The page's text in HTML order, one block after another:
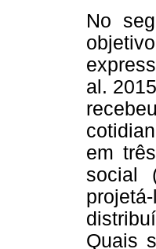
No
al.
em
social
Quais